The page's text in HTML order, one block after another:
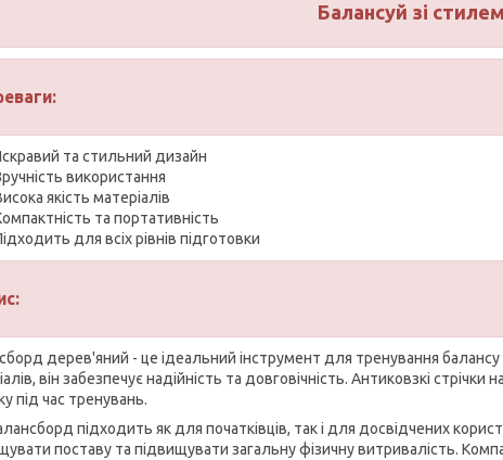
Балансуй зі
та стильний дизайн
використання
якість матеріалів
та портативність
для всіх рівнів підготовки
дерев'яний - це ідеальний інструмент для тренування балансу
він забезпечує надійність та довговічність. Антиковзкі
під час тренувань.
підходить як для початківців, так і для досвідчених
поставу та підвищувати загальну фізичну витривалість.